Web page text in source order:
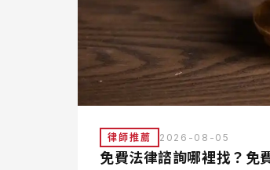
律師推薦 2026-08-05
免費法律諮詢哪裡找？免